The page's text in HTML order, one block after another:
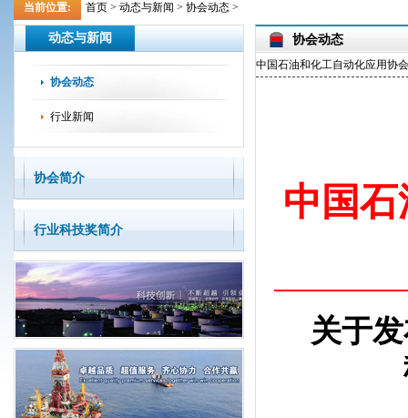
当前位置: 首页 > 动态与新闻 > 协会动态 >
动态与新闻
协会动态
行业新闻
协会简介
行业科技奖简介
协会动态
中国石油和化工自动化应用协
中国
关于